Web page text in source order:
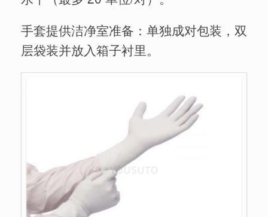
手套提供洁净室准备：单独成对包装，双
层袋装并放入箱子衬里。